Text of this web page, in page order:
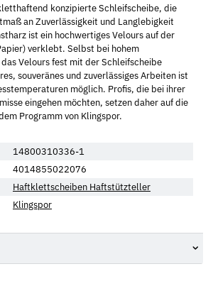
konzipierte Schleifscheibe, die
an Zuverlässigkeit und Langlebigkeit
ist ein hochwertiges Velours auf der
verklebt. Selbst bei hohem
Velours fest mit der Schleifscheibe
souveränes und zuverlässiges Arbeiten ist
möglich. Profis, die bei ihrer
eingehen möchten, setzen daher auf die
Programm von Klingspor.
14800310336-1
4014855022076
Haftklettscheiben Haftstützteller
Klingspor